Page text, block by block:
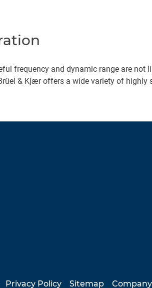
frequency and dynamic range are
& Kjær offers a wide variety of
Privacy Policy Sitemap